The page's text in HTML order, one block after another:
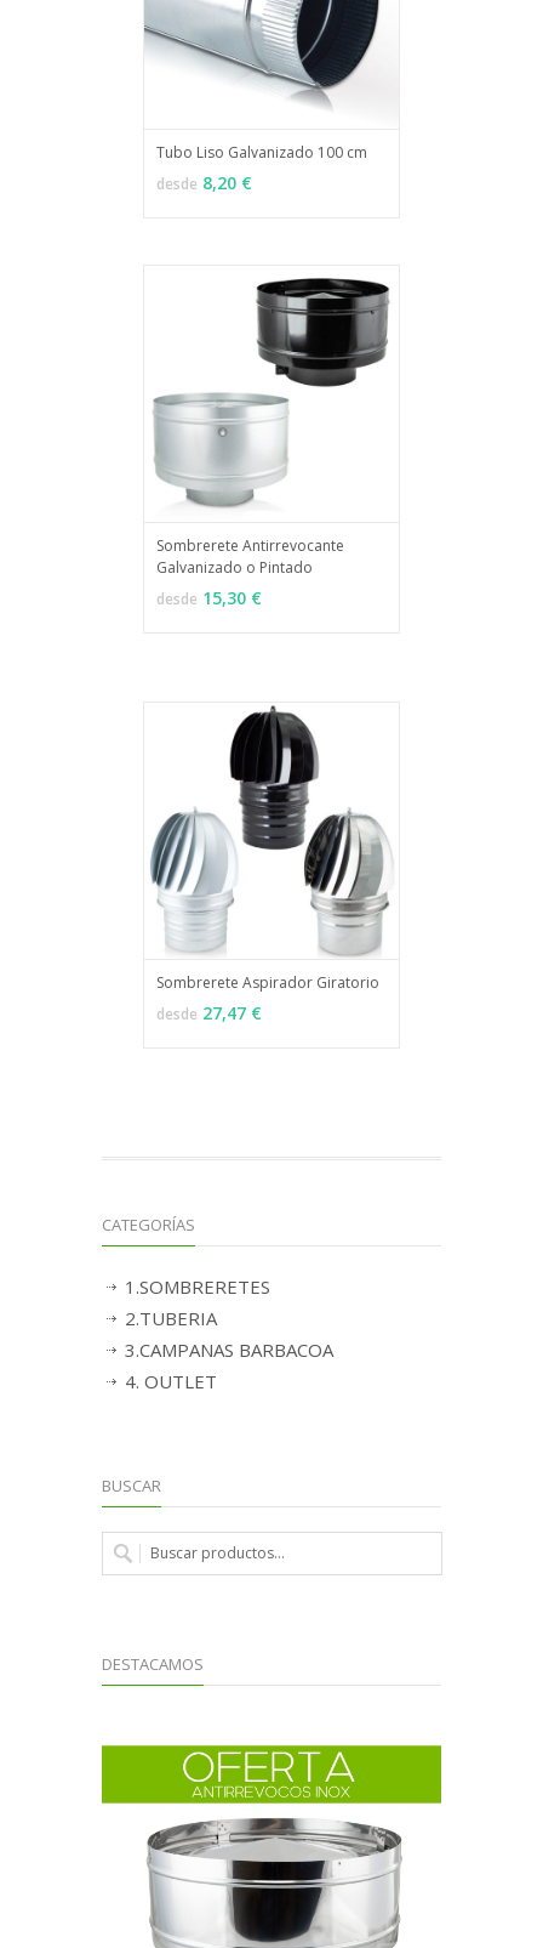
VER OPCIONES
Tubo Liso Galvanizado 100 cm
desde 8,20 €
VER OPCIONES
Sombrerete Antirrevocante
Galvanizado o Pintado
desde 15,30 €
VER OPCIONES
Sombrerete Aspirador Giratorio
desde 27,47 €
CATEGORÍAS
1.SOMBRERETES
2.TUBERIA
3.CAMPANAS BARBACOA
4. OUTLET
BUSCAR
DESTACAMOS